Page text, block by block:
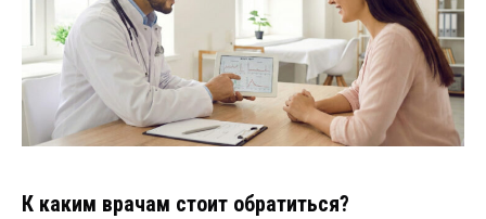
К каким врачам стоит обратиться?